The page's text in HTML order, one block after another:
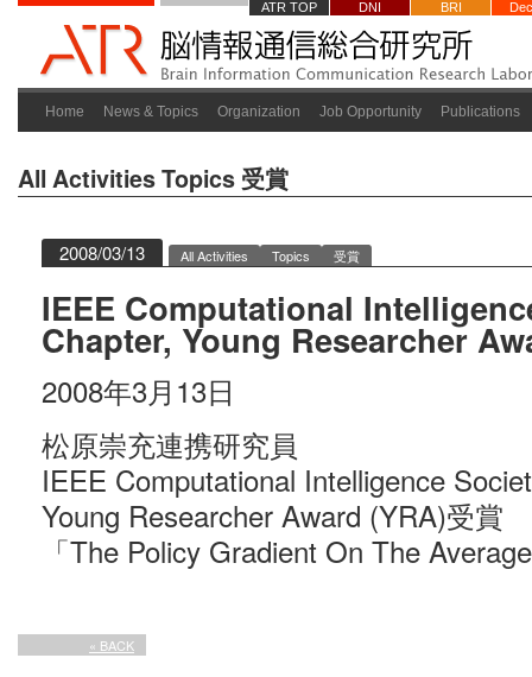
ATR TOP DNI BRI
Home News & Topics Organization Job Opportunity Publications
All ActivitiesTopics 受賞
2008/03/13 All Activities Topics 受賞
IEEE Computational
Chapter, Young Researcher
2008年3月13日
松原崇充連携研究員
IEEE Computational Intelligence
Young Researcher Award (YRA)受賞
「The Policy Gradient On The
« BACK